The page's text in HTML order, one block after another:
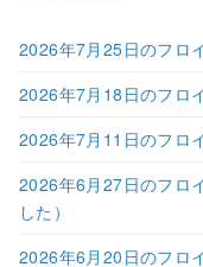
2026年7月25日のフロ
2026年7月18日のフロ
2026年7月11日のフロ
2026年6月27日のフロ
した）
2026年6月20日のフロ